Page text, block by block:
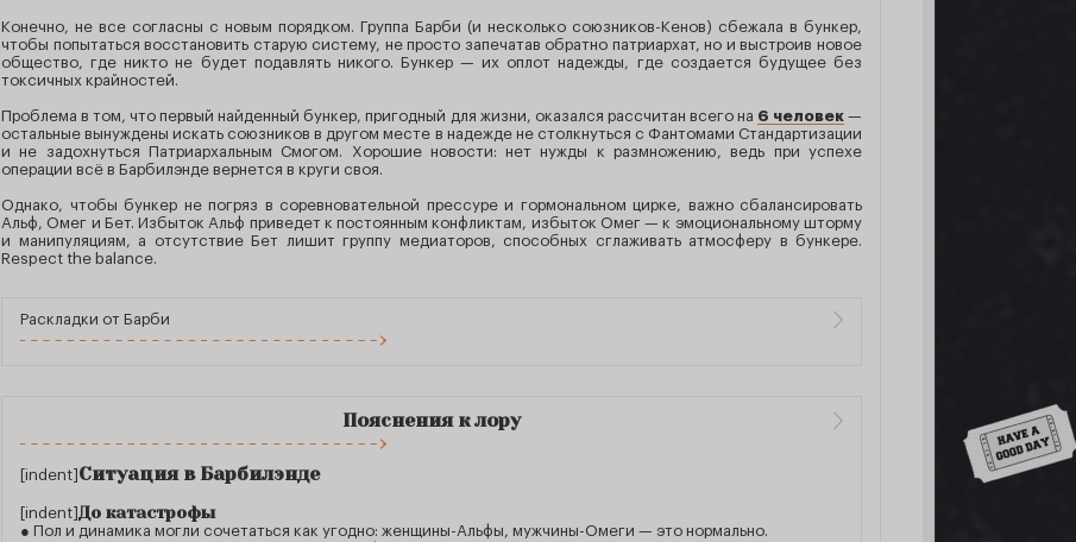
Конечно, не все согласны с новым порядком. Группа Барби (и несколько союзников-Кенов) сбежала в бункер,
чтобы попытаться восстановить старую систему, не просто запечатав обратно патриархат, но и выстроив новое
общество, где никто не будет подавлять никого. Бункер — их оплот надежды, где создается будущее без
токсичных крайностей.
Проблема в том, что первый найденный бункер, пригодный для жизни, оказался рассчитан всего на 6 человек—
остальные вынуждены искать союзников в другом месте в надежде не столкнуться с Фантомами Стандартизации
и не задохнуться Патриархальным Смогом. Хорошие новости: нет нужды к размножению, ведь при успехе
операции всё в Барбилэнде вернется в круги своя.
Однако, чтобы бункер не погряз в соревновательной прессуре и гормональном цирке, важно сбалансировать
Альф, Омег и Бет. Избыток Альф приведет к постоянным конфликтам, избыток Омег — к эмоциональному шторму
и манипуляциям, а отсутствие Бет лишит группу медиаторов, способных сглаживать атмосферу в бункере.
Respect the balance.
Раскладки от Барби
Пояснения к лору
[indent] Ситуация в Барбилэнде
[indent] До катастрофы
● Пол и динамика могли сочетаться как угодно: женщины-Альфы, мужчины-Омеги — это нормально.